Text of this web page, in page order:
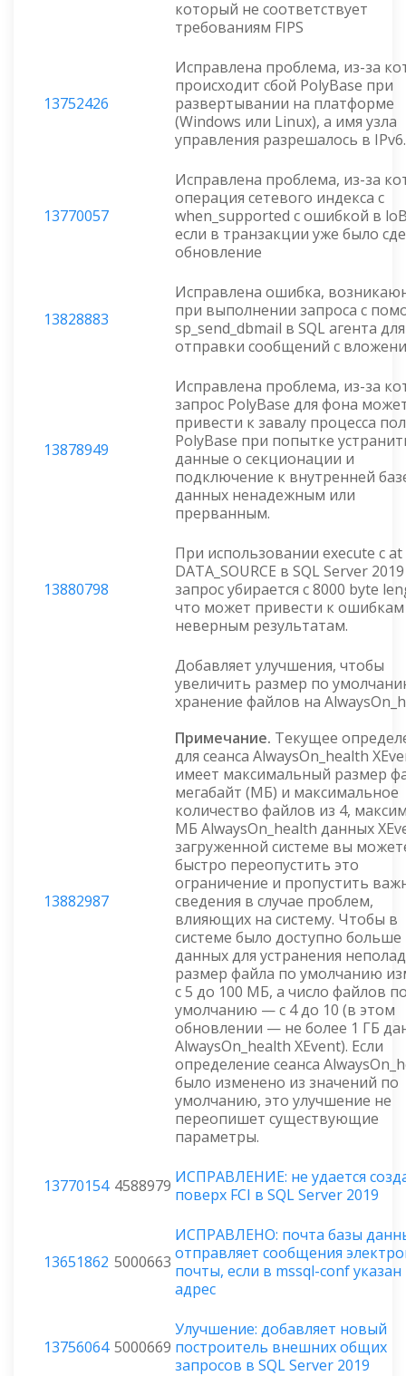
который не соответствует
требованиям FIPS
13752426
Исправлена проблема, из-за
происходит сбой PolyBase при
развертывании на платформе
(Windows или Linux), а имя узла
управления разрешалось в IPv6.
13770057
Исправлена проблема, из-за
операция сетевого индекса с
when_supported с ошибкой в
если в транзакции уже было
обновление
13828883
Исправлена ошибка,
при выполнении запроса с
sp_send_dbmail в SQL агента для
отправки сообщений с
13878949
Исправлена проблема, из-за
запрос PolyBase для фона
привести к завалу процесса
PolyBase при попытке
данные о секционации и
подключение к внутренней
данных ненадежным или
прерванным.
13880798
При использовании execute с at
DATA_SOURCE в SQL Server 2019
запрос убирается с 8000 byte
что может привести к
неверным результатам.
13882987
Добавляет улучшения, чтобы
увеличить размер по
хранение файлов на
Примечание. Текущее
для сеанса AlwaysOn_health
имеет максимальный размер
мегабайт (МБ) и максимальное
количество файлов из 4,
МБ AlwaysOn_health данных
загруженной системе вы
быстро переопустить это
ограничение и пропустить
сведения в случае проблем,
влияющих на систему. Чтобы в
системе было доступно больше
данных для устранения
размер файла по умолчанию
с 5 до 100 МБ, а число файлов
умолчанию — с 4 до 10 (в этом
обновлении — не более 1 ГБ
AlwaysOn_health XEvent). Если
определение сеанса
было изменено из значений по
умолчанию, это улучшение не
переопишет существующие
параметры.
13770154 4588979 ИСПРАВЛЕНИЕ: не удается
поверх FCI в SQL Server 2019
13651862 5000663
ИСПРАВЛЕНО: почта базы
отправляет сообщения
почты, если в mssql-conf указан
адрес
13756064 5000669
Улучшение: добавляет новый
построитель внешних общих
запросов в SQL Server 2019